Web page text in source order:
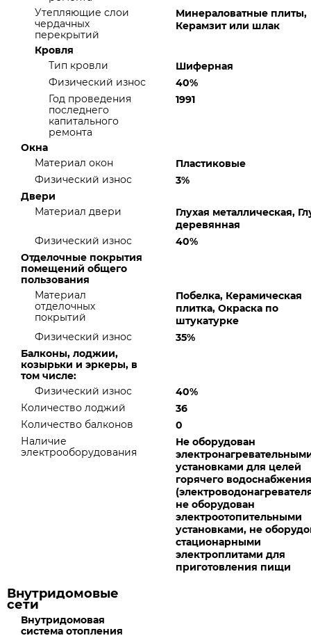
Утепляющие слои
чердачных
перекрытий
Минераловатные плиты,
Керамзит или шлак
Кровля
Тип кровли
Шиферная
Физический износ
40%
Год проведения
последнего
капитального
ремонта
1991
Окна
Материал окон
Пластиковые
Физический износ
3%
Двери
Материал двери
Глухая металлическая,
деревянная
Физический износ
40%
Отделочные покрытия
помещений общего
пользования
Материал
отделочных
покрытий
Побелка, Керамическая
плитка, Окраска по
штукатурке
Физический износ
35%
Балконы, лоджии,
козырьки и эркеры, в
том числе:
Физический износ
40%
Количество лоджий
36
Количество балконов
0
Наличие
электрооборудования
Не оборудован
установками для целей
горячего водоснабжения
не оборудован
электроотопительными
установками, не
стационарными
электроплитами для
приготовления пищи
Внутридомовые
сети
Внутридомовая
система отопления